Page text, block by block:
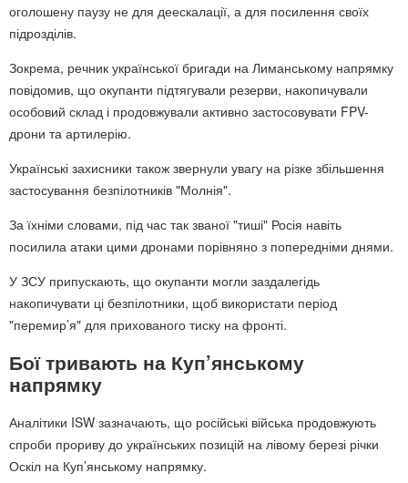
оголошену паузу не для деескалації, а для посилення своїх
підрозділів.
Зокрема, речник української бригади на Лиманському напрямку
повідомив, що окупанти підтягували резерви, накопичували
особовий склад і продовжували активно застосовувати FPV-
дрони та артилерію.
Українські захисники також звернули увагу на різке збільшення
застосування безпілотників "Молнія".
За їхніми словами, під час так званої "тиші" Росія навіть
посилила атаки цими дронами порівняно з попередніми днями.
У ЗСУ припускають, що окупанти могли заздалегідь
накопичувати ці безпілотники, щоб використати період
"перемир’я" для прихованого тиску на фронті.
Бої тривають на Куп’янському
напрямку
Аналітики ISW зазначають, що російські війська продовжують
спроби прориву до українських позицій на лівому березі річки
Оскіл на Куп’янському напрямку.